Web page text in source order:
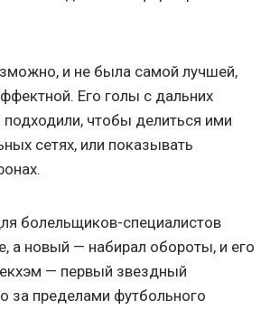
и не была самой лучшей,
Его голы с дальних
чтобы делиться ими
сетях, или показывать
болельщиков-специалистов
а новый — набирал обороты, и его
— первый звездный
за пределами футбольного